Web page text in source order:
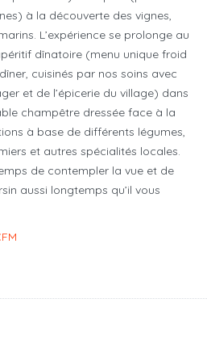
à la découverte des vignes,
L’expérience se prolonge au
dînatoire (menu unique froid
cuisinés par nos soins avec
et de l’épicerie du village) dans
champêtre dressée face à la
à base de différents légumes,
et autres spécialités locales.
de contempler la vue et de
aussi longtemps qu’il vous